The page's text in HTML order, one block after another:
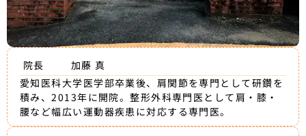
院長
加藤 真
愛知医科大学医学部卒業後、肩関節を専門として研鑽を
積み、2013年に開院。整形外科専門医として肩・膝・
腰など幅広い運動器疾患に対応する専門医。